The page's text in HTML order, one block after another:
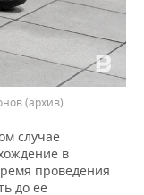
(архив)
случае
в
проведения
до ее